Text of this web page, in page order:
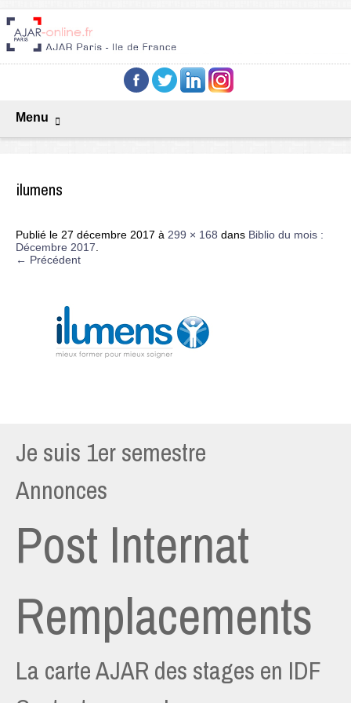
Menu
ilumens
Publié le 27 décembre 2017 à 299 × 168 dans Biblio du mois :
Décembre 2017
← Précédent
Je suis 1er semestre
Annonces
Post Internat
Remplacements
La carte AJAR des stages en IDF